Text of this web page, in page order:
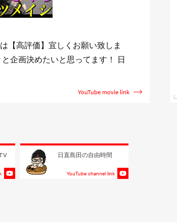
思って頂けて《チャンネル登録》
m(_ _)m 目標は新台を全て収録す
YouTube movie link
日直島田の自由時間
YouTube channel link